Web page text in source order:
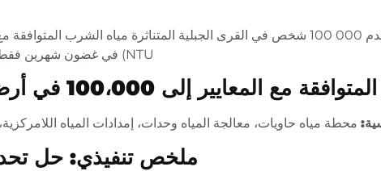
NTU) في غضون شهرين فقط، مع عملية شخص واحد.
إلى 100،000 في أرض جبلية معقدة
محطة مياه حاويات، معالجة المياه وحدات، إمدادات المياه
ملخص تنفيذي: حل